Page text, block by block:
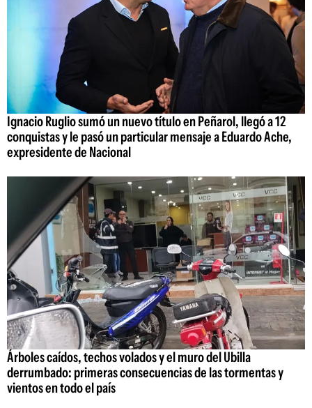
Ignacio Ruglio sumó un nuevo título en Peñarol, llegó a 12
conquistas y le pasó un particular mensaje a Eduardo Ache,
expresidente de Nacional
Árboles caídos, techos volados y el muro del Ubilla
derrumbado: primeras consecuencias de las tormentas y
vientos en todo el país